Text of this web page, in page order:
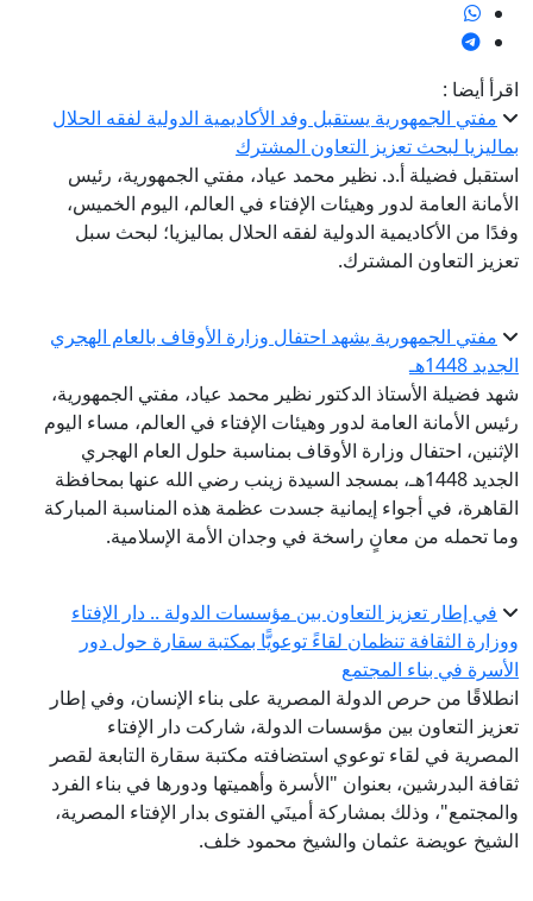
اقرأ أيضا :
مفتي الجمهورية يستقبل وفد الأكاديمية الدولية لفقه الحلال
بماليزيا لبحث تعزيز التعاون المشترك
استقبل فضيلة أ.د. نظير محمد عياد، مفتي الجمهورية، رئيس
الأمانة العامة لدور وهيئات الإفتاء في العالم، اليوم الخميس،
وفدًا من الأكاديمية الدولية لفقه الحلال بماليزيا؛ لبحث سبل
تعزيز التعاون المشترك.
مفتي الجمهورية يشهد احتفال وزارة الأوقاف بالعام الهجري
الجديد 1448هـ
شهد فضيلة الأستاذ الدكتور نظير محمد عياد، مفتي الجمهورية،
رئيس الأمانة العامة لدور وهيئات الإفتاء في العالم، مساء اليوم
الإثنين، احتفال وزارة الأوقاف بمناسبة حلول العام الهجري
الجديد 1448هـ، بمسجد السيدة زينب رضي الله عنها بمحافظة
القاهرة، في أجواء إيمانية جسدت عظمة هذه المناسبة المباركة
وما تحمله من معانٍ راسخة في وجدان الأمة الإسلامية.
في إطار تعزيز التعاون بين مؤسسات الدولة .. دار الإفتاء
ووزارة الثقافة تنظمان لقاءً توعويًّا بمكتبة سقارة حول دور
الأسرة في بناء المجتمع
انطلاقًا من حرص الدولة المصرية على بناء الإنسان، وفي إطار
تعزيز التعاون بين مؤسسات الدولة، شاركت دار الإفتاء
المصرية في لقاء توعوي استضافته مكتبة سقارة التابعة لقصر
ثقافة البدرشين، بعنوان "الأسرة وأهميتها ودورها في بناء الفرد
والمجتمع"، وذلك بمشاركة أمينَي الفتوى بدار الإفتاء المصرية،
الشيخ عويضة عثمان والشيخ محمود خلف.